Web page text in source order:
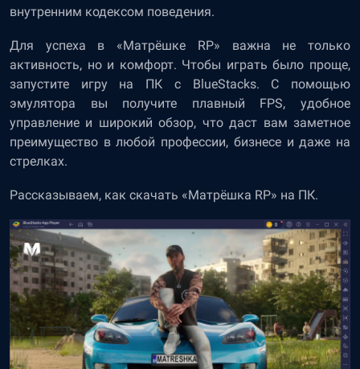
внутренним кодексом поведения.
Для успеха в «Матрёшке RP» важна не только
активность, но и комфорт. Чтобы играть было проще,
запустите игру на ПК с BlueStacks. С помощью
эмулятора вы получите плавный FPS, удобное
управление и широкий обзор, что даст вам заметное
преимущество в любой профессии, бизнесе и даже на
стрелках.
Рассказываем, как скачать «Матрёшка RP» на ПК.